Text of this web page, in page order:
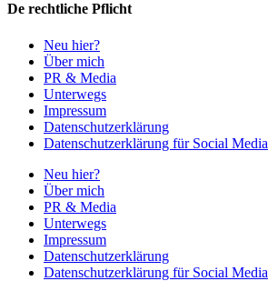
De rechtliche Pflicht
Neu hier?
Über mich
PR & Media
Unterwegs
Impressum
Datenschutzerklärung
Datenschutzerklärung für Social Media
Neu hier?
Über mich
PR & Media
Unterwegs
Impressum
Datenschutzerklärung
Datenschutzerklärung für Social Media